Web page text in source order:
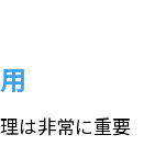
は非常に重要